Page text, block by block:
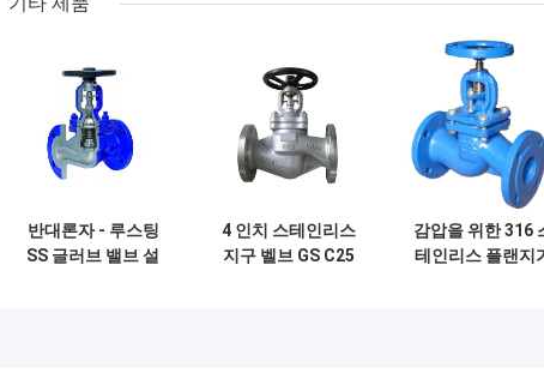
반대론자 - 루스팅
SS 글러브 밸브 설
4 인치 스테인리스
지구 벨브 GS C25
감압을 위한 316
테인리스 플랜지